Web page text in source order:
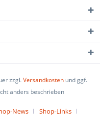
zzgl.Versandkosten und ggf.
anders beschrieben
News Shop-Links